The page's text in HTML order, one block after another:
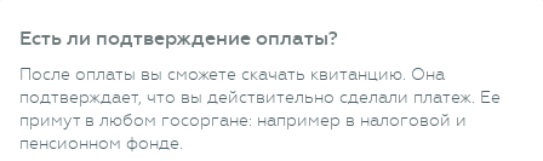
Есть ли подтверждение оплаты?
После оплаты вы сможете скачать квитанцию. Она
подтверждает, что вы действительно сделали платеж. Ее
примут в любом госоргане: например в налоговой и
пенсионном фонде.